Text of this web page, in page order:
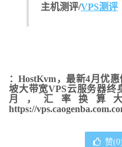
主机测评/VPS测评
：HostKvm，最新4月优
坡大带宽VPS云服务器终
月，汇率换算
https://
赞(0)